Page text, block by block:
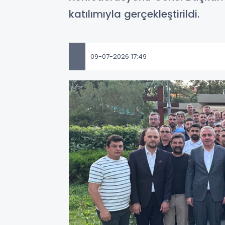
katılımıyla gerçekleştirildi.
09-07-2026 17:49